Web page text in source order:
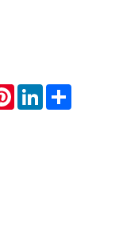
PinterestLinkedIn